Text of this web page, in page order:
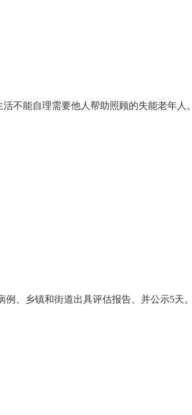
不能自理需要他人帮助照顾的失能老年人。
、乡镇和街道出具评估报告、并公示5天。